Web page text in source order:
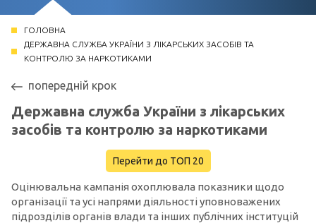
ГОЛОВНА
ДЕРЖАВНА СЛУЖБА УКРАЇНИ З ЛІКАРСЬКИХ ЗАСОБІВ ТА
КОНТРОЛЮ ЗА НАРКОТИКАМИ
попередній крок
Державна служба України з лікарських
засобів та контролю за наркотиками
Перейти до ТОП 20
Оцінювальна кампанія охоплювала показники щодо
організації та усі напрями діяльності уповноважених
підрозділів органів влади та інших публічних інституцій